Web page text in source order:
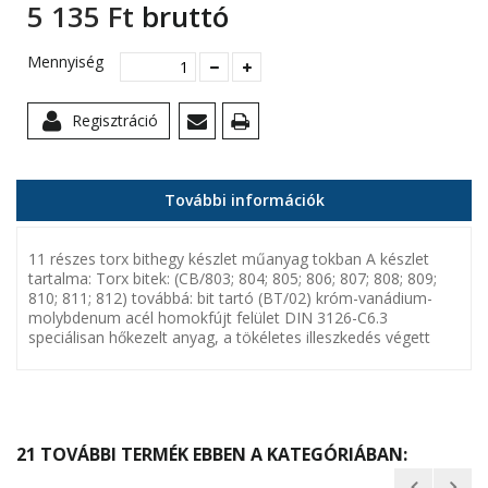
5 135 Ft‎ bruttó
Mennyiség
Regisztráció
További információk
11 részes torx bithegy készlet műanyag tokban A készlet
tartalma: Torx bitek: (CB/803; 804; 805; 806; 807; 808; 809;
810; 811; 812) továbbá: bit tartó (BT/02) króm-vanádium-
molybdenum acél homokfújt felület DIN 3126-C6.3
speciálisan hőkezelt anyag, a tökéletes illeszkedés végett
21 TOVÁBBI TERMÉK EBBEN A KATEGÓRIÁBAN: